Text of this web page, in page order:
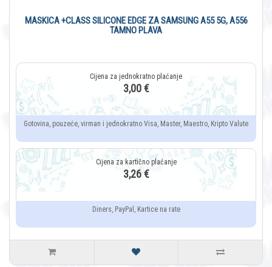
MASKICA +CLASS SILICONE EDGE ZA SAMSUNG A55 5G, A556
TAMNO PLAVA
3,00 €
Gotovina, pouzeće, virman i jednokratno Visa, Master, Maestro, Kripto Valute
3,26 €
Diners, PayPal, Kartice na rate